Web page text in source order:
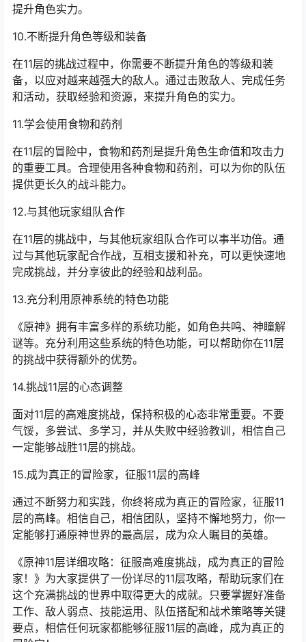
提升角色实力。
10.不断提升角色等级和装备
在11层的挑战过程中，你需要不断提升角色的等级和装
备，以应对越来越强大的敌人。通过击败敌人、完成任务
和活动，获取经验和资源，来提升角色的实力。
11.学会使用食物和药剂
在11层的冒险中，食物和药剂是提升角色生命值和攻击力
的重要工具。合理使用各种食物和药剂，可以为你的队伍
提供更长久的战斗能力。
12.与其他玩家组队合作
在11层的挑战中，与其他玩家组队合作可以事半功倍。通
过与其他玩家配合作战，互相支援和补充，可以更快速地
完成挑战，并分享彼此的经验和战利品。
13.充分利用原神系统的特色功能
《原神》拥有丰富多样的系统功能，如角色共鸣、神瞳解
谜等。充分利用这些系统的特色功能，可以帮助你在11层
的挑战中获得额外的优势。
14.挑战11层的心态调整
面对11层的高难度挑战，保持积极的心态非常重要。不要
气馁，多尝试、多学习，并从失败中经验教训，相信自己
一定能够战胜11层的挑战。
15.成为真正的冒险家，征服11层的高峰
通过不断努力和实践，你终将成为真正的冒险家，征服11
层的高峰。相信自己，相信团队，坚持不懈地努力，你一
定能够打通原神世界的最高层，成为众人瞩目的英雄。
《原神11层详细攻略：征服高难度挑战，成为真正的冒险
家！》为大家提供了一份详尽的11层攻略，帮助玩家们在
这个充满挑战的世界中取得更大的成就。只要掌握好准备
工作、敌人弱点、技能运用、队伍搭配和战术策略等关键
要点，相信任何玩家都能够征服11层的高峰，成为真正的